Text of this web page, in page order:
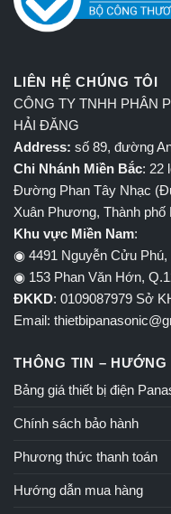
LIÊN HỆ CHÚNG TÔI
CÔNG TY TNHH PHÂN
HẢI ĐĂNG
Address: số 89, đường
Chi Nhánh Miền Bắc: 22
Đường Phan Tây Nhạc
Xuân Phương, Thành phố
Khu vực Miền Nam:
◉ 4491 Nguyễn Cửu Phú,
◉ 153 Phan Văn Hớn,
ĐKKD: 0109087979 Sở
Email:
THÔNG TIN – HƯỚNG
Bảng giá thiết bị điện
Chính sách bảo hành
Phương thức thanh toán
Hướng dẫn mua hàng